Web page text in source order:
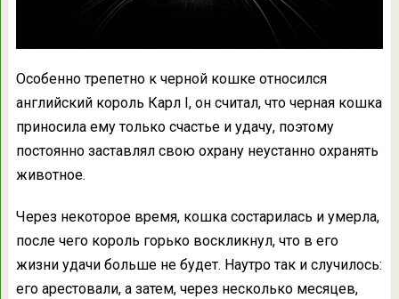
Особенно трепетно к черной кошке относился
английский король Карл I, он считал, что черная кошка
приносила ему только счастье и удачу, поэтому
постоянно заставлял свою охрану неустанно охранять
животное.
Через некоторое время, кошка состарилась и умерла,
после чего король горько воскликнул, что в его
жизни удачи больше не будет. Наутро так и случилось:
его арестовали, а затем, через несколько месяцев,